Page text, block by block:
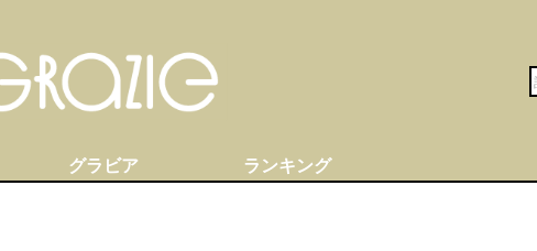
グラビア ランキング